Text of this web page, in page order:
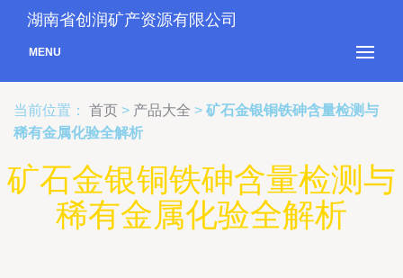
湖南省创润矿产资源有限公司
MENU
当前位置： 首页 > 产品大全 > 矿石金银铜铁砷含量检测与
稀有金属化验全解析
矿石金银铜铁砷含量检测与
稀有金属化验全解析